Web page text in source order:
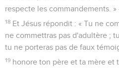
respecte les commandements. »
18 Et Jésus répondit : « Tu ne
ne commettras pas d'adultère ;
tu ne porteras pas de faux
19 honore ton père et ta mère et